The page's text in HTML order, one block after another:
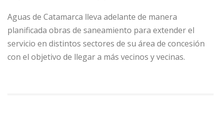
Aguas de Catamarca lleva adelante de manera
planificada obras de saneamiento para extender el
servicio en distintos sectores de su área de concesión
con el objetivo de llegar a más vecinos y vecinas.